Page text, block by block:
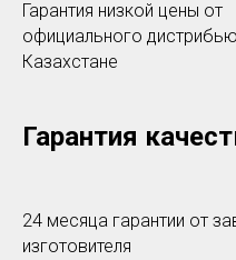
Гарантия низкой цены от
официального
Казахстане
Гарантия
24 месяца гарантии от
изготовителя